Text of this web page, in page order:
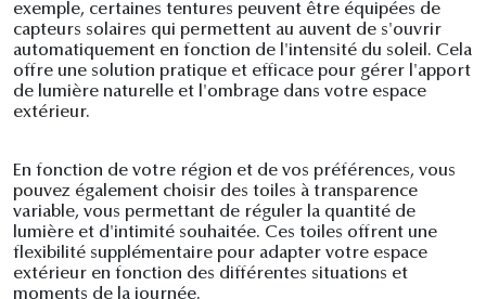
exemple, certaines tentures peuvent être équipées de
capteurs solaires qui permettent au auvent de s'ouvrir
automatiquement en fonction de l'intensité du soleil. Cela
offre une solution pratique et efficace pour gérer l'apport
de lumière naturelle et l'ombrage dans votre espace
extérieur.
En fonction de votre région et de vos préférences, vous
pouvez également choisir des toiles à transparence
variable, vous permettant de réguler la quantité de
lumière et d'intimité souhaitée. Ces toiles offrent une
flexibilité supplémentaire pour adapter votre espace
extérieur en fonction des différentes situations et
moments de la journée.